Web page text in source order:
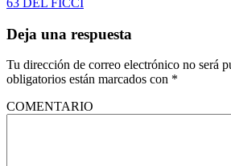
Deja una respuesta
Tu dirección de correo electrónico no será
obligatorios están marcados con *
COMENTARIO